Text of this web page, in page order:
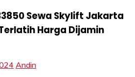
Sewa Skylift Jakarta
Harga Dijamin
Andin